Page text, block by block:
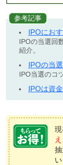
参考記事
IPOにお
IPOの当選回
紹介。
IPOの当
IPO当選のコ
IPOは資
現